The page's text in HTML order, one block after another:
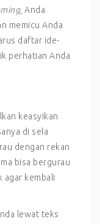
, Anda
memicu Anda
daftar ide-
perhatian Anda
keasyikan
di sela
dengan rekan
bisa bergurau
agar kembali
lewat teks